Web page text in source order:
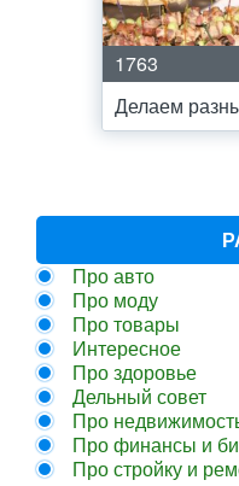
1763
Делаем
Про авто
Про моду
Про товары
Интересное
Про здоровье
Дельный совет
Про
Про финансы и
Про стройку и